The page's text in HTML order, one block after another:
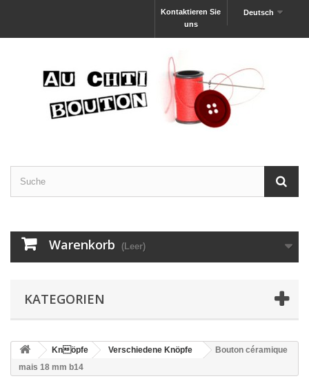
Deutsch
Kontaktieren Sie
uns
Warenkorb (Leer)
KATEGORIEN
Knöpfe Verschiedene Knöpfe
Bouton céramique
mais 18 mm b14